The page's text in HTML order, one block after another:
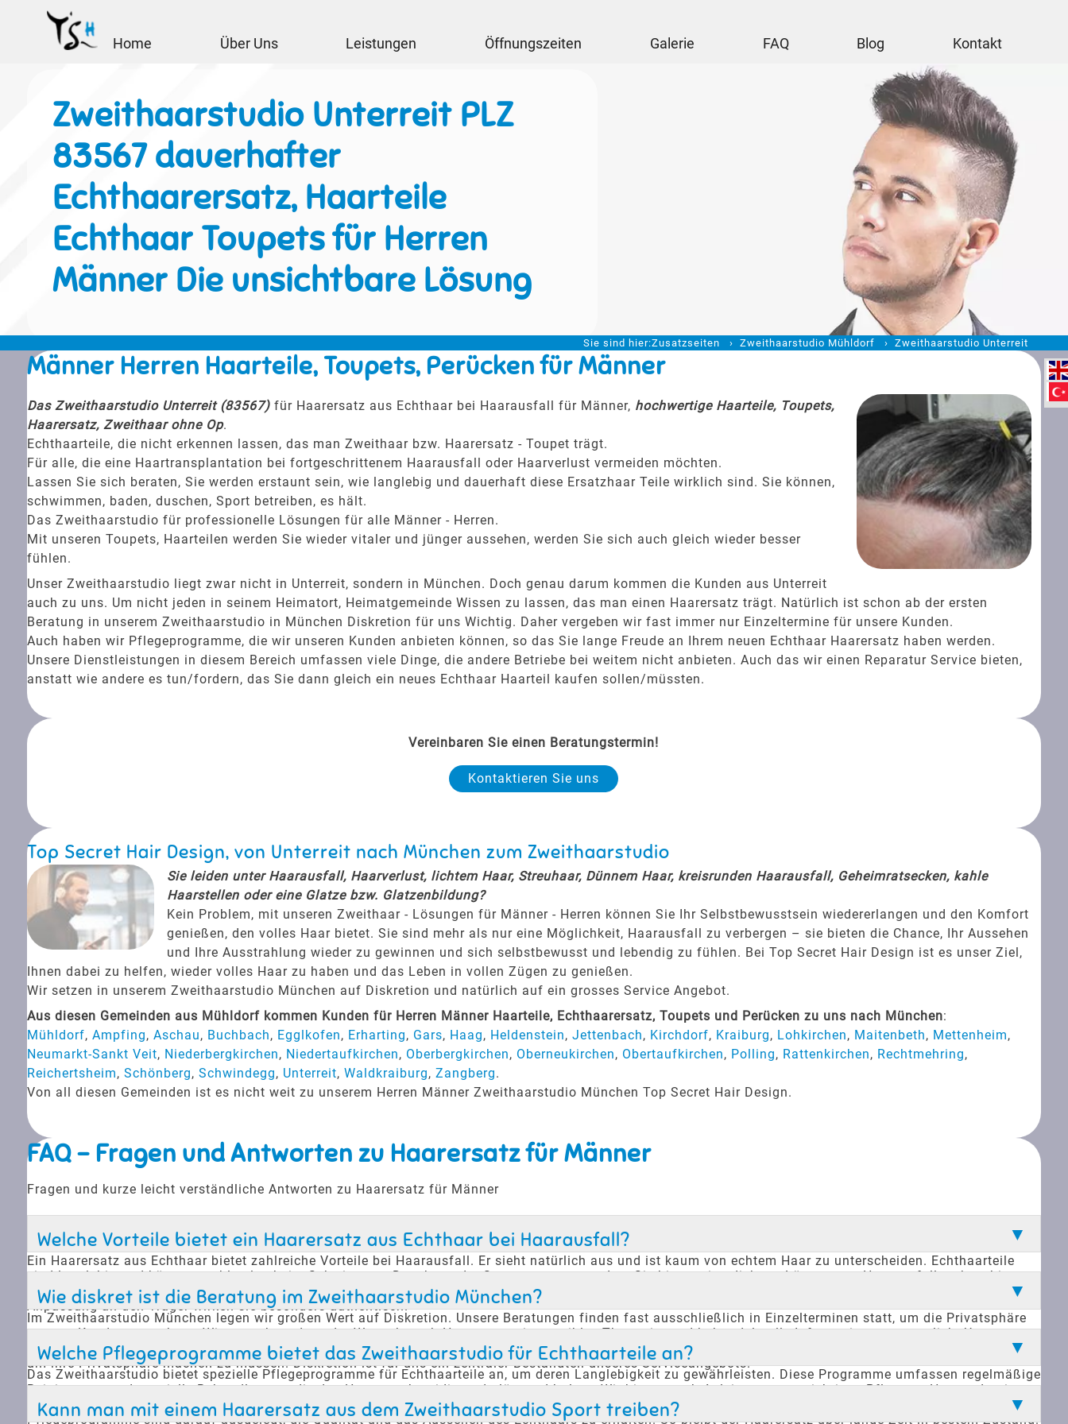
Home Über Uns Leistungen Öffnungszeiten Galerie FAQ Blog Kontakt
Zweithaarstudio Unterreit PLZ
83567 dauerhafter
Echthaarersatz, Haarteile
Echthaar Toupets für Herren
Männer Die unsichtbare Lösung
Sie sind hier:Zusatzseiten Zweithaarstudio Mühldorf Zweithaarstudio Unterreit
Männer Herren Haarteile, Toupets, Perücken für Männer
Das Zweithaarstudio Unterreit (83567)für Haarersatz aus Echthaar bei Haarausfall für Männer, hochwertige Haarteile, Toupets,
Haarersatz, Zweithaar ohne Op.
Echthaarteile, die nicht erkennen lassen, das man Zweithaar bzw. Haarersatz - Toupet trägt.
Für alle, die eine Haartransplantation bei fortgeschrittenem Haarausfall oder Haarverlust vermeiden möchten.
Lassen Sie sich beraten, Sie werden erstaunt sein, wie langlebig und dauerhaft diese Ersatzhaar Teile wirklich sind. Sie können,
schwimmen, baden, duschen, Sport betreiben, es hält.
Das Zweithaarstudio für professionelle Lösungen für alle Männer - Herren.
Mit unseren Toupets, Haarteilen werden Sie wieder vitaler und jünger aussehen, werden Sie sich auch gleich wieder besser
fühlen.
Unser Zweithaarstudio liegt zwar nicht in Unterreit, sondern in München. Doch genau darum kommen die Kunden aus Unterreit
auch zu uns. Um nicht jeden in seinem Heimatort, Heimatgemeinde Wissen zu lassen, das man einen Haarersatz trägt. Natürlich ist schon ab der ersten
Beratung in unserem Zweithaarstudio in München Diskretion für uns Wichtig. Daher vergeben wir fast immer nur Einzeltermine für unsere Kunden.
Auch haben wir Pflegeprogramme, die wir unseren Kunden anbieten können, so das Sie lange Freude an Ihrem neuen Echthaar Haarersatz haben werden.
Unsere Dienstleistungen in diesem Bereich umfassen viele Dinge, die andere Betriebe bei weitem nicht anbieten. Auch das wir einen Reparatur Service bieten,
anstatt wie andere es tun/fordern, das Sie dann gleich ein neues Echthaar Haarteil kaufen sollen/müssten.
Vereinbaren Sie einen Beratungstermin!
Kontaktieren Sie uns
Top Secret Hair Design, von Unterreit nach München zum Zweithaarstudio
Sie leiden unter Haarausfall, Haarverlust, lichtem Haar, Streuhaar, Dünnem Haar, kreisrunden Haarausfall, Geheimratsecken, kahle
Haarstellen oder eine Glatze bzw. Glatzenbildung?
Kein Problem, mit unseren Zweithaar - Lösungen für Männer - Herren können Sie Ihr Selbstbewusstsein wiedererlangen und den Komfort
genießen, den volles Haar bietet. Sie sind mehr als nur eine Möglichkeit, Haarausfall zu verbergen – sie bieten die Chance, Ihr Aussehen
und Ihre Ausstrahlung wieder zu gewinnen und sich selbstbewusst und lebendig zu fühlen. Bei Top Secret Hair Design ist es unser Ziel,
Ihnen dabei zu helfen, wieder volles Haar zu haben und das Leben in vollen Zügen zu genießen.
Wir setzen in unserem Zweithaarstudio München auf Diskretion und natürlich auf ein grosses Service Angebot.
Aus diesen Gemeinden aus Mühldorf kommen Kunden für Herren Männer Haarteile, Echthaarersatz, Toupets und Perücken zu uns nach München:
Mühldorf, Ampfing, Aschau, Buchbach, Egglkofen, Erharting, Gars, Haag, Heldenstein, Jettenbach, Kirchdorf, Kraiburg, Lohkirchen, Maitenbeth, Mettenheim,
Neumarkt-Sankt Veit, Niederbergkirchen, Niedertaufkirchen, Oberbergkirchen, Oberneukirchen, Obertaufkirchen, Polling, Rattenkirchen, Rechtmehring,
Reichertsheim, Schönberg, Schwindegg, Unterreit, Waldkraiburg, Zangberg.
Von all diesen Gemeinden ist es nicht weit zu unserem Herren Männer Zweithaarstudio München Top Secret Hair Design.
FAQ - Fragen und Antworten zu Haarersatz für Männer
Fragen und kurze leicht verständliche Antworten zu Haarersatz für Männer
Welche Vorteile bietet ein Haarersatz aus Echthaar bei Haarausfall?
Ein Haarersatz aus Echthaar bietet zahlreiche Vorteile bei Haarausfall. Er sieht natürlich aus und ist kaum von echtem Haar zu unterscheiden. Echthaarteile
sind langlebig und können problemlos beim Schwimmen, Duschen oder Sport getragen werden. Sie bieten eine diskrete Lösung, um Haarausfall zu kaschieren,
ohne dass eine Operation notwendig ist. Zudem verbessern sie das Selbstbewusstsein und das äußere Erscheinungsbild erheblich. Durch die individuelle
Anpassung an den Träger wirken sie besonders authentisch.
Wie diskret ist die Beratung im Zweithaarstudio München?
Im Zweithaarstudio München legen wir großen Wert auf Diskretion. Unsere Beratungen finden fast ausschließlich in Einzelterminen statt, um die Privatsphäre
unserer Kunden zu wahren. Wir verstehen, dass der Wunsch nach Haarersatz ein sensibles Thema ist und behandeln alle Informationen vertraulich. Unsere
Kunden schätzen die persönliche und diskrete Atmosphäre, die wir bieten. So können sie sich in einer entspannten Umgebung beraten lassen, ohne sich Sorgen
um ihre Privatsphäre machen zu müssen. Diskretion ist für uns ein zentraler Bestandteil unseres Serviceangebots.
Welche Pflegeprogramme bietet das Zweithaarstudio für Echthaarteile an?
Das Zweithaarstudio bietet spezielle Pflegeprogramme für Echthaarteile an, um deren Langlebigkeit zu gewährleisten. Diese Programme umfassen regelmäßige
Reinigungen und spezielle Behandlungen, die das Haar geschmeidig und glänzend halten. Wir bieten auch Anleitungen zur richtigen Pflege zu Hause, damit
unsere Kunden lange Freude an ihrem Haarersatz haben. Zusätzlich gibt es einen Reparaturservice, der kleinere Schäden schnell und effizient behebt. Unsere
Pflegeprogramme sind darauf ausgelegt, die Qualität und das Aussehen des Echthaars zu erhalten. So bleibt der Haarersatz über lange Zeit in bestem Zustand.
Kann man mit einem Haarersatz aus dem Zweithaarstudio Sport treiben?